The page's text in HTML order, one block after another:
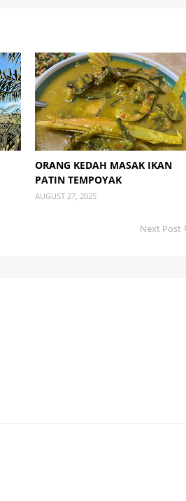
ORANG KEDAH MASAK IKAN
PATIN TEMPOYAK
AUGUST 27, 2025
Next Post